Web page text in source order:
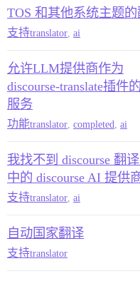
TOS 和其他系统主题
支持translator ai
允许LLM提供商作为
discourse-translate插件
服务
功能translator completed ai
我找不到 discourse 翻
中的 discourse AI 提供
支持translator ai
自动国家翻译
支持translator